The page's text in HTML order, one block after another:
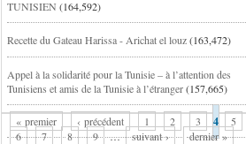
TUNISIEN (164,592)
Recette du Gateau Harissa - Arichat el louz(163,472)
Appel à la solidarité pour la Tunisie – à l’attention des
Tunisiens et amis de la Tunisie à l’étranger(157,665)
« premier ‹ précédent 1 2 3 4
5
6
7 8 9 … suivant › dernier »